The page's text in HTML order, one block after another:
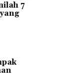
7